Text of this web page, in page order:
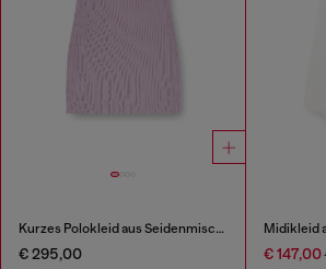
Kurzes Polokleid aus Seidenmischung in Rippstrick
€ 295,00 € 147,00